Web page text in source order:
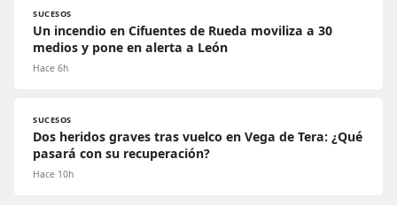
SUCESOS
Un incendio en Cifuentes de Rueda moviliza a 30
medios y pone en alerta a León
Hace 6h
SUCESOS
Dos heridos graves tras vuelco en Vega de Tera: ¿Qué
pasará con su recuperación?
Hace 10h